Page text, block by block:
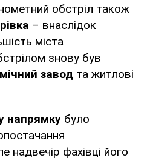
обстріл також
– внаслідок
міста
знову був
завод та житлові
напрямку було
надвечір фахівці його